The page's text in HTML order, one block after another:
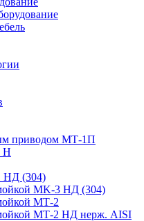
приводом МТ-1П
Н
НД (304)
МK-3 НД (304)
МТ-2
МТ-2 НД нерж. AISI